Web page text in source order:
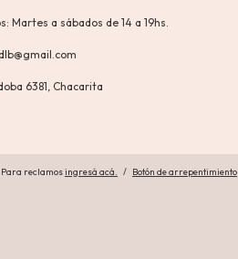
Martes a sábados de 14 a 19hs.
6381, Chacarita
Para reclamosingresá acá. / Botón de arrepentimiento